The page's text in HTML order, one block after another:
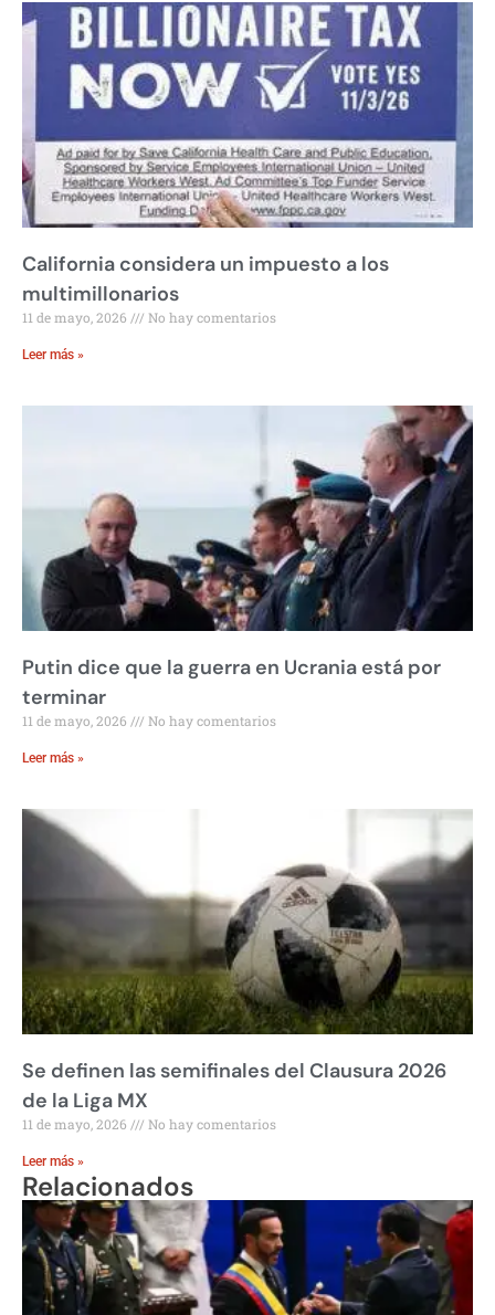
California considera un impuesto a los
multimillonarios
11 de mayo, 2026 No hay comentarios
Leer más »
Putin dice que la guerra en Ucrania está por
terminar
11 de mayo, 2026 No hay comentarios
Leer más »
Se definen las semifinales del Clausura 2026
de la Liga MX
11 de mayo, 2026 No hay comentarios
Leer más »
Relacionados